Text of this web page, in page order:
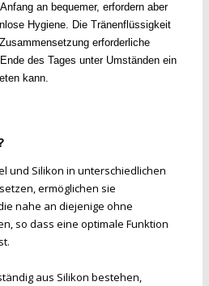
an bequemer, erfordern aber
Hygiene. Die Tränenflüssigkeit
erforderliche
des Tages unter Umständen ein
kann.
und Silikon in unterschiedlichen
ermöglichen sie
nahe an diejenige ohne
so dass eine optimale Funktion
aus Silikon bestehen,